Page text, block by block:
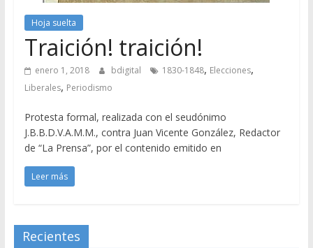
Hoja suelta
Traición! traición!
enero 1, 2018 bdigital 1830-1848, Elecciones,
Liberales, Periodismo
Protesta formal, realizada con el seudónimo
J.B.B.D.V.A.M.M., contra Juan Vicente González, Redactor
de “La Prensa”, por el contenido emitido en
Leer más
Recientes